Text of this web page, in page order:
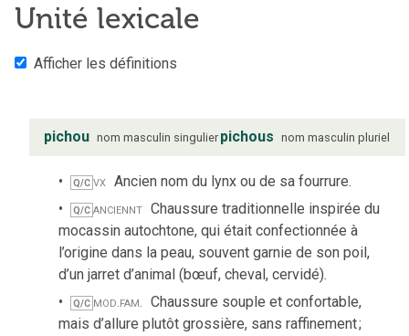
Unité lexicale
Afficher les définitions
pichou nom masculin singulier pichous nom masculin pluriel
Q/C vx Ancien nom du lynx ou de sa fourrure.
Q/C anciennt Chaussure traditionnelle inspirée du
mocassin autochtone, qui était confectionnée à
l’origine dans la peau, souvent garnie de son poil,
d’un jarret d’animal (bœuf, cheval, cervidé).
Q/C mod.fam. Chaussure souple et confortable,
mais d’allure plutôt grossière, sans raffinement;